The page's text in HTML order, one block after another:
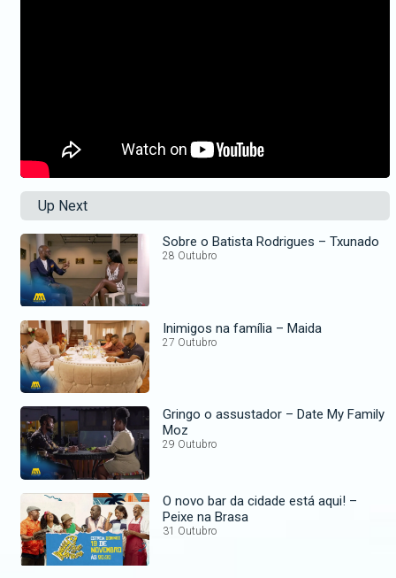
Up Next
Sobre o Batista Rodrigues – Txunado
28 Outubro
Inimigos na família – Maida
27 Outubro
Gringo o assustador – Date My Family
Moz
29 Outubro
O novo bar da cidade está aqui! –
Peixe na Brasa
31 Outubro